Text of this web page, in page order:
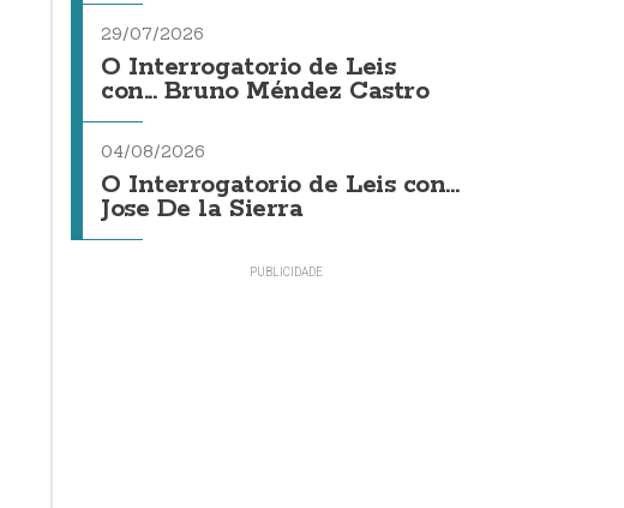
29/07/2026
O Interrogatorio de Leis
con... Bruno Méndez Castro
04/08/2026
O Interrogatorio de Leis con...
Jose De la Sierra